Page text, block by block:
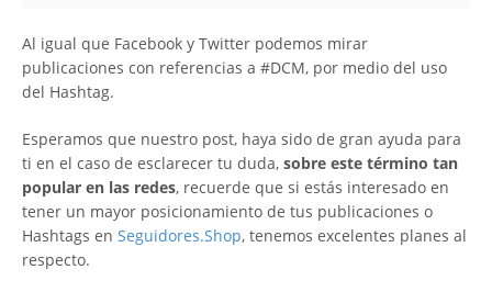
Al igual que Facebook y Twitter podemos mirar
publicaciones con referencias a #DCM, por medio del uso
del Hashtag.
Esperamos que nuestro post, haya sido de gran ayuda para
ti en el caso de esclarecer tu duda, sobre este término tan
popular en las redes, recuerde que si estás interesado en
tener un mayor posicionamiento de tus publicaciones o
Hashtags en Seguidores.Shop, tenemos excelentes planes al
respecto.